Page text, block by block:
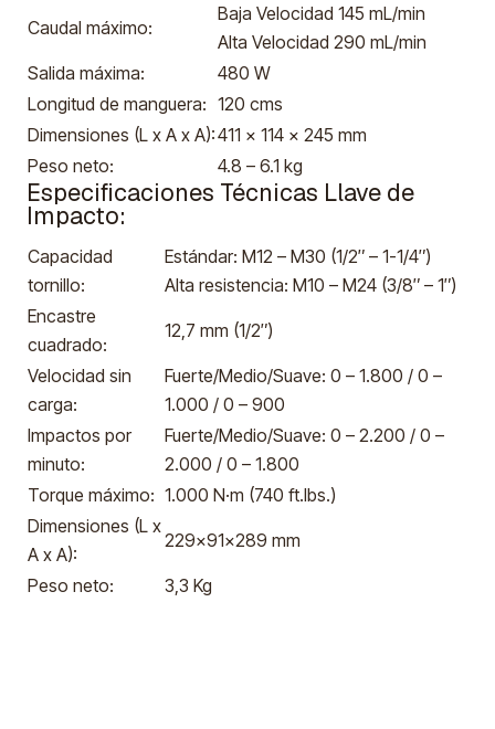
Caudal máximo:
Baja Velocidad 145 mL/min
Alta Velocidad 290 mL/min
Salida máxima:
480 W
Longitud de manguera: 120 cms
Dimensiones (L x A x A):411 x 114 x 245 mm
Peso neto:
4.8 – 6.1 kg
Especificaciones Técnicas Llave de
Impacto:
Capacidad
tornillo:
Estándar: M12 – M30 (1/2″ – 1-1/4″)
Alta resistencia: M10 – M24 (3/8″ – 1″)
Encastre
cuadrado:
12,7 mm (1/2″)
Velocidad sin
carga:
Fuerte/Medio/Suave: 0 – 1.800 / 0 –
1.000 / 0 – 900
Impactos por
minuto:
Fuerte/Medio/Suave: 0 – 2.200 / 0 –
2.000 / 0 – 1.800
Torque máximo: 1.000 N·m (740 ft.lbs.)
Dimensiones (L x
A x A):
229x91x289 mm
Peso neto: 3,3 Kg